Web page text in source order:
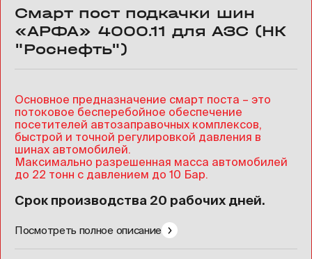
Смарт пост подкачки шин
«АРФА» 4000.11 для АЗС (НК
"Роснефть")
Основное предназначение смарт поста – это
потоковое бесперебойное обеспечение
посетителей автозаправочных комплексов,
быстрой и точной регулировкой давления в
шинах автомобилей.
Максимально разрешенная масса автомобилей
до 22 тонн с давлением до 10 Бар.
Срок производства 20 рабочих дней.
Посмотреть полное описание